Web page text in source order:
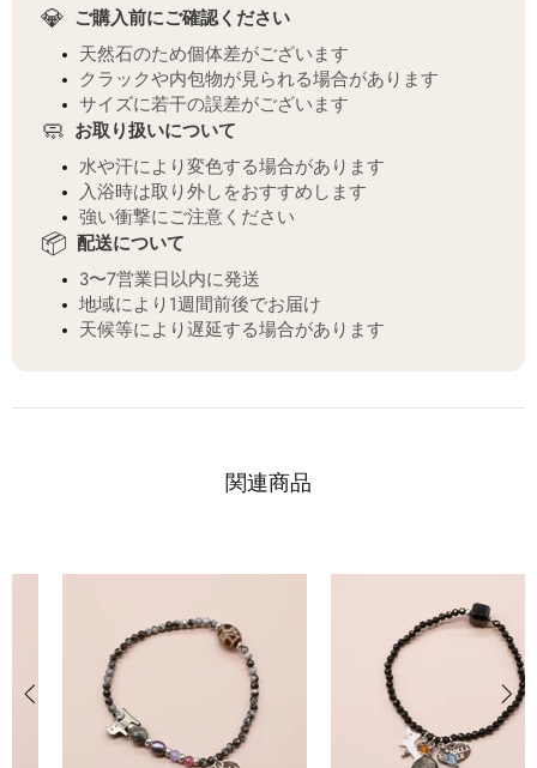
💎 ご購入前にご確認ください
天然石のため個体差がございます
クラックや内包物が見られる場合があります
サイズに若干の誤差がございます
🧼 お取り扱いについて
水や汗により変色する場合があります
入浴時は取り外しをおすすめします
強い衝撃にご注意ください
📦 配送について
3〜7営業日以内に発送
地域により1週間前後でお届け
天候等により遅延する場合があります
関連商品